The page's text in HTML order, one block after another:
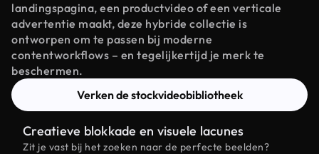
landingspagina, een productvideo of een verticale
advertentie maakt, deze hybride collectie is
ontworpen om te passen bij moderne
contentworkflows – en tegelijkertijd je merk te
beschermen.
Verken de stockvideobibliotheek
Creatieve blokkade en visuele lacunes
Zit je vast bij het zoeken naar de perfecte beelden?